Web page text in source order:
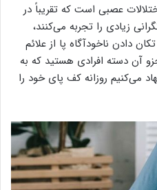
عصبی است که تقریباً در
زیادی را تجربه می‌کنند،
دادن ناخودآگاه پا از علائم
آن دسته افرادی هستید که به
می‌کنیم روزانه کف پای خود را